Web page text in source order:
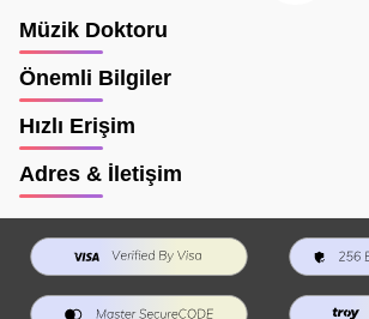
Müzik Doktoru
Önemli Bilgiler
Hızlı Erişim
Adres & İletişim